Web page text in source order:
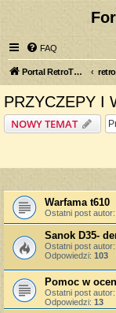
FAQ
Portal RetroTRAKTOR.pl
PRZYCZEPY I
NOWY TEMAT
Warfama t610
Ostatni post autor:
Sanok D35-
Ostatni post autor:
Odpowiedzi: 103
Pomoc w
Ostatni post autor:
Odpowiedzi: 13